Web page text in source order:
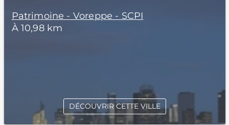
Patrimoine - Voreppe - SCPI
À 10,98 km
DÉCOUVRIR CETTE VILLE